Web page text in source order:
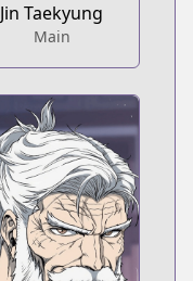
Jin Taekyung
Main